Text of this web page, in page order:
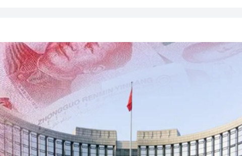
度強勢反彈
授牽頭臨床研究的1類創新藥成功入選《自然》雜誌年度榜
創業板指漲1.75%
女婆山發現遺體
加徵關稅」